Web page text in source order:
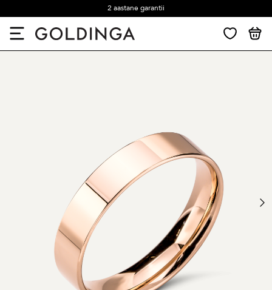
2 aastane garantii